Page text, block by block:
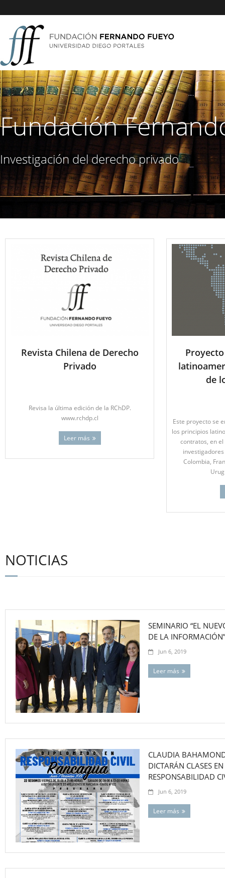
Fundación
Investigación del derecho privado
Revista Chilena de Derecho
Privado
Revisa la última edición de la RChDP.
www.rchdp.cl
Leer más
de
Este proyecto se
los principios
contratos, en
Colombia,
NOTICIAS
SEMINARIO “EL
DE LA INFORMACIÓN”
Jun 6, 2019
Leer más
CLAUDIA
DICTARÁN CLASES
RESPONSABILIDAD
Jun 6, 2019
Leer más